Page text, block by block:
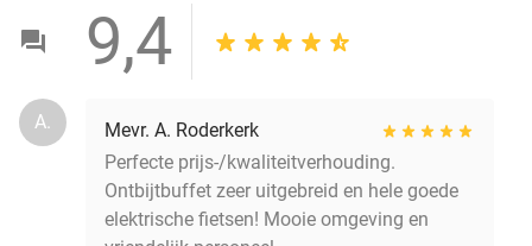
9,4
A.
Mevr. A. Roderkerk
Perfecte prijs-/kwaliteitverhouding.
Ontbijtbuffet zeer uitgebreid en hele goede
elektrische fietsen! Mooie omgeving en